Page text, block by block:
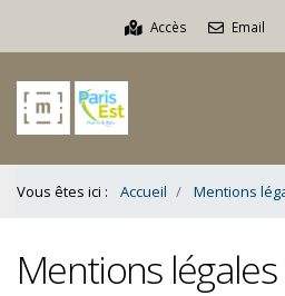
Accès Email
Vous êtes ici : Accueil Mentions
Mentions légales